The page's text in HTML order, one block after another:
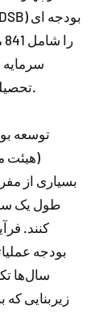
تحصیلی 2022-23 تصویب کردند.
توسعه
(هیئت
بسیاری از
طول یک
کنند.
بودجه
سال‌ها
زیربنایی که